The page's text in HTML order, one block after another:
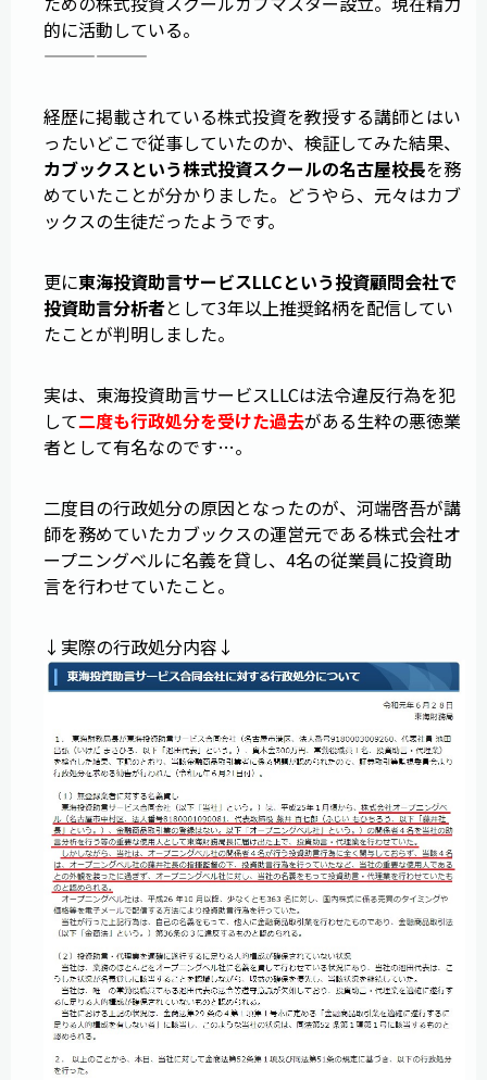
的に活動している。
——————
経歴に掲載されている株式投資を教授する講師とはい
ったいどこで従事していたのか、検証してみた結果、
カブックスという株式投資スクールの名古屋校長を務
めていたことが分かりました。どうやら、元々はカブ
ックスの生徒だったようです。
更に東海投資助言サービスLLCという投資顧問会社で
投資助言分析者として3年以上推奨銘柄を配信してい
たことが判明しました。
実は、東海投資助言サービスLLCは法令違反行為を犯
して二度も行政処分を受けた過去がある生粋の悪徳業
者として有名なのです…。
二度目の行政処分の原因となったのが、河端啓吾が講
師を務めていたカブックスの運営元である株式会社オ
ープニングベルに名義を貸し、4名の従業員に投資助
言を行わせていたこと。
↓実際の行政処分内容↓